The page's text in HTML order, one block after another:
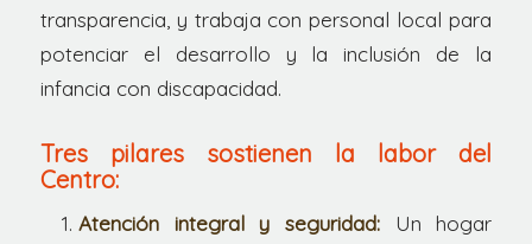
transparencia, y trabaja con personal local para
potenciar el desarrollo y la inclusión de la
infancia con discapacidad.
Tres pilares sostienen la labor del
Centro:
Atención integral y seguridad:Un hogar